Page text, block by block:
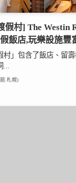
假村] The Westin
飯店,玩樂設施豐
村」包含了飯店、留
.札幌)